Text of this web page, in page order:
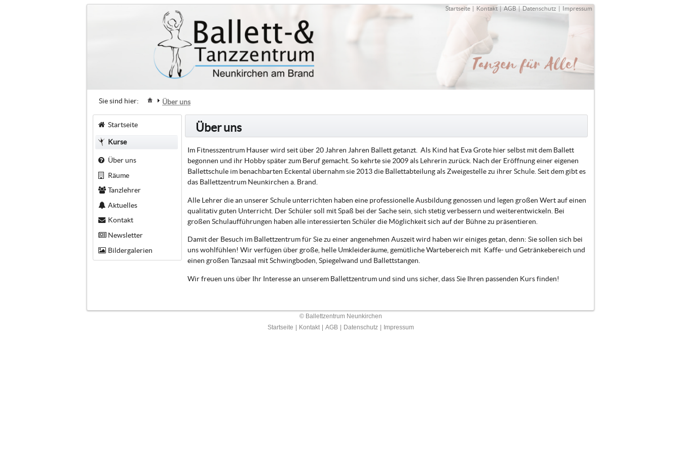
Startseite | Kontakt | AGB | Datenschutz | Impressum
Sie sind hier: Über uns
Startseite
Kurse
Über uns
Räume
Tanzlehrer
Aktuelles
Kontakt
Newsletter
Bildergalerien
Über uns
Im Fitnesszentrum Hauser wird seit über 20 Jahren Jahren Ballett getanzt. Als Kind hat Eva Grote hier selbst mit dem Ballett
begonnen und ihr Hobby später zum Beruf gemacht. So kehrte sie 2009 als Lehrerin zurück. Nach der Eröffnung einer eigenen
Ballettschule im benachbarten Eckental übernahm sie 2013 die Ballettabteilung als Zweigestelle zu ihrer Schule. Seit dem gibt es
das Ballettzentrum Neunkirchen a. Brand.
Alle Lehrer die an unserer Schule unterrichten haben eine professionelle Ausbildung genossen und legen großen Wert auf einen
qualitativ guten Unterricht. Der Schüler soll mit Spaß bei der Sache sein, sich stetig verbessern und weiterentwickeln. Bei
großen Schulaufführungen haben alle interessierten Schüler die Möglichkeit sich auf der Bühne zu präsentieren.
Damit der Besuch im Ballettzentrum für Sie zu einer angenehmen Auszeit wird haben wir einiges getan, denn: Sie sollen sich bei
uns wohlfühlen! Wir verfügen über große, helle Umkleideräume, gemütliche Wartebereich mit Kaffe- und Getränkebereich und
einen großen Tanzsaal mit Schwingboden, Spiegelwand und Ballettstangen.
Wir freuen uns über Ihr Interesse an unserem Ballettzentrum und sind uns sicher, dass Sie Ihren passenden Kurs finden!
© Ballettzentrum Neunkirchen
Startseite
Kontakt AGB Datenschutz Impressum